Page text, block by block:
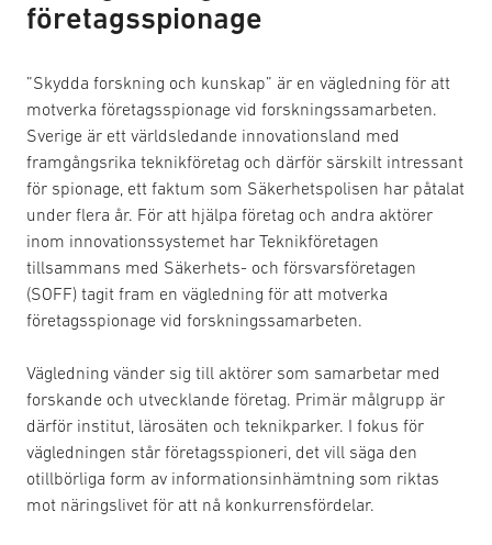
företagsspionage
”Skydda forskning och kunskap” är en vägledning för att
motverka företagsspionage vid forskningssamarbeten.
Sverige är ett världsledande innovationsland med
framgångsrika teknikföretag och därför särskilt intressant
för spionage, ett faktum som Säkerhetspolisen har påtalat
under flera år. För att hjälpa företag och andra aktörer
inom innovationssystemet har Teknikföretagen
tillsammans med Säkerhets- och försvarsföretagen
(SOFF) tagit fram en vägledning för att motverka
företagsspionage vid forskningssamarbeten.
Vägledning vänder sig till aktörer som samarbetar med
forskande och utvecklande företag. Primär målgrupp är
därför institut, lärosäten och teknikparker. I fokus för
vägledningen står företagsspioneri, det vill säga den
otillbörliga form av informationsinhämtning som riktas
mot näringslivet för att nå konkurrensfördelar.